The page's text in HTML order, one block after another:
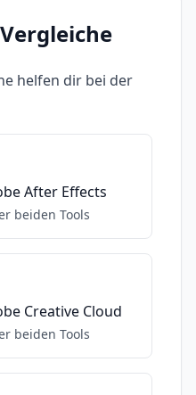
Vergleiche
helfen dir bei der
After Effects
beiden Tools
Creative Cloud
beiden Tools